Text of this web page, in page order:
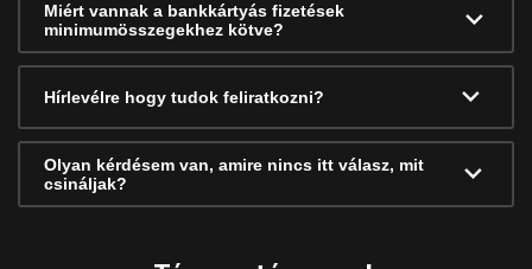
Miért vannak a bankkártyás fizetések
minimumösszegekhez kötve?
Hírlevélre hogy tudok feliratkozni?
Olyan kérdésem van, amire nincs itt válasz, mit
csináljak?